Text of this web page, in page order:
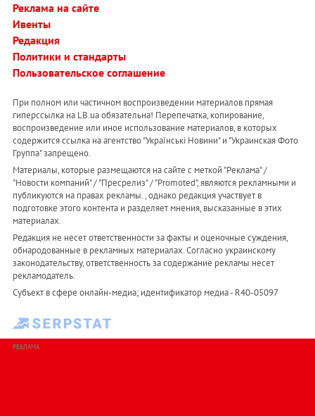
Реклама на сайте
Ивенты
Редакция
Политики и стандарты
Пользовательское соглашение
При полном или частичном воспроизведении материалов прямая
гиперссылка на LB.ua обязательна! Перепечатка, копирование,
воспроизведение или иное использование материалов, в которых
содержится ссылка на агентство "Українськi Новини" и "Украинская Фото
Группа" запрещено.
Материалы, которые размещаются на сайте с меткой "Реклама" /
"Новости компаний" / "Пресрелиз" / "Promoted", являются рекламными и
публикуются на правах рекламы. , однако редакция участвует в
подготовке этого контента и разделяет мнения, высказанные в этих
материалах.
Редакция не несет ответственности за факты и оценочные суждения,
обнародованные в рекламных материалах. Согласно украинскому
законодательству, ответственность за содержание рекламы несет
рекламодатель.
Субъект в сфере онлайн-медиа; идентификатор медиа - R40-05097
РЕКЛАМА